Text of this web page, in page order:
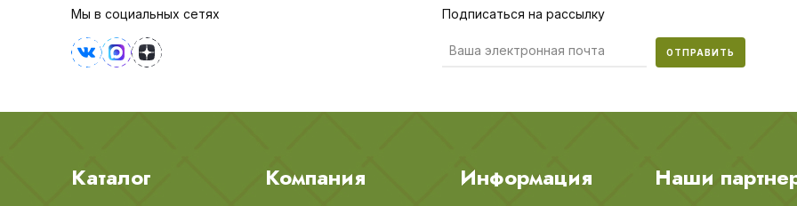
Мы в социальных сетях Подписаться на рассылку
ОТПРАВИТЬ
Каталог Компания Информация Наши